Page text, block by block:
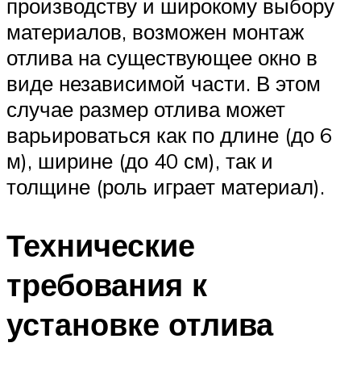
производству и широкому выбору
материалов, возможен монтаж
отлива на существующее окно в
виде независимой части. В этом
случае размер отлива может
варьироваться как по длине (до 6
м), ширине (до 40 см), так и
толщине (роль играет материал).
Технические
требования к
установке отлива